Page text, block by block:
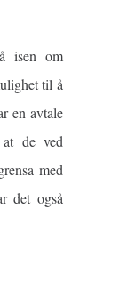
isen om
til å
en avtale
at de ved
med
det også